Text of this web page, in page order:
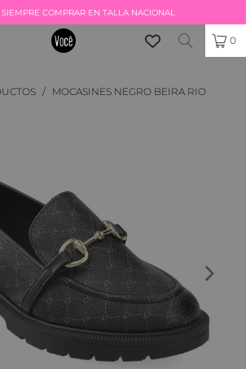
COMPRAR EN TALLA NACIONAL
0
/ MOCASINES NEGRO BEIRA RIO